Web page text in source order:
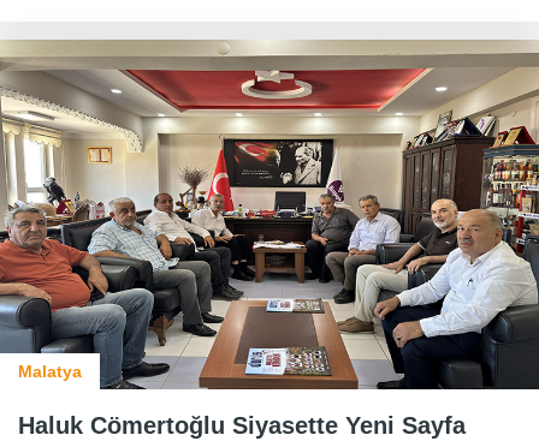
Malatya
Haluk Cömertoğlu Siyasette Yeni Sayfa